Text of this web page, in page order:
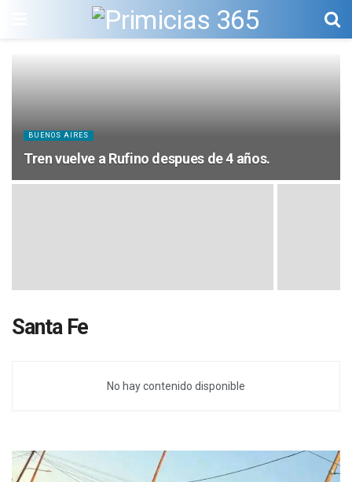
BUENOS AIRES
Tren vuelve a Rufino despues de 4 años.
Santa Fe
No hay contenido disponible